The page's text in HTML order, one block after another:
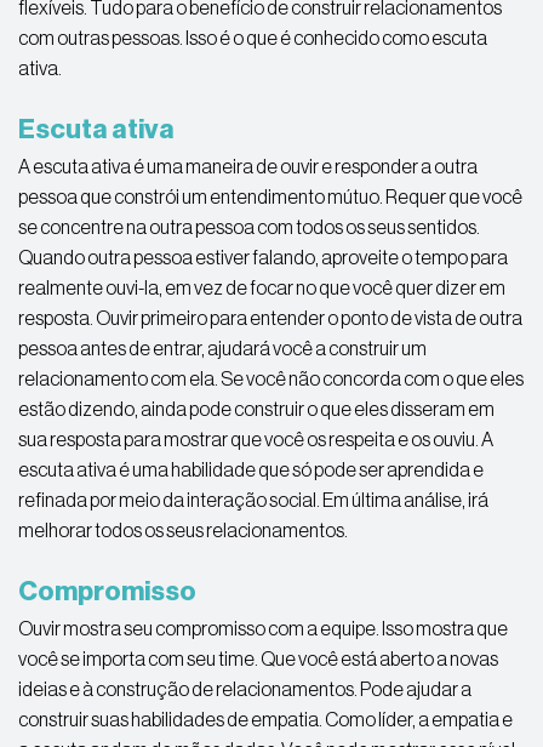
flexíveis. Tudo para o benefício de construir relacionamentos
com outras pessoas. Isso é o que é conhecido como escuta
ativa.
Escuta ativa
A escuta ativa é uma maneira de ouvir e responder a outra
pessoa que constrói um entendimento mútuo. Requer que você
se concentre na outra pessoa com todos os seus sentidos.
Quando outra pessoa estiver falando, aproveite o tempo para
realmente ouvi-la, em vez de focar no que você quer dizer em
resposta. Ouvir primeiro para entender o ponto de vista de outra
pessoa antes de entrar, ajudará você a construir um
relacionamento com ela. Se você não concorda com o que eles
estão dizendo, ainda pode construir o que eles disseram em
sua resposta para mostrar que você os respeita e os ouviu. A
escuta ativa é uma habilidade que só pode ser aprendida e
refinada por meio da interação social. Em última análise, irá
melhorar todos os seus relacionamentos.
Compromisso
Ouvir mostra seu compromisso com a equipe. Isso mostra que
você se importa com seu time. Que você está aberto a novas
ideias e à construção de relacionamentos. Pode ajudar a
construir suas habilidades de empatia. Como líder, a empatia e